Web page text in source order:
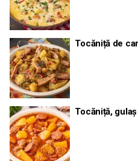
Tocăniță de
Tocăniță,